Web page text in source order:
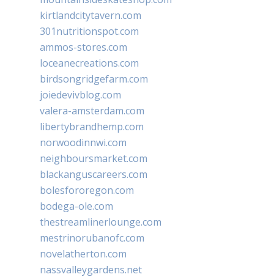
kirtlandcitytavern.com
301nutritionspot.com
ammos-stores.com
loceanecreations.com
birdsongridgefarm.com
joiedevivblog.com
valera-amsterdam.com
libertybrandhemp.com
norwoodinnwi.com
neighboursmarket.com
blackanguscareers.com
bolesfororegon.com
bodega-ole.com
thestreamlinerlounge.com
mestrinorubanofc.com
novelatherton.com
nassvalleygardens.net